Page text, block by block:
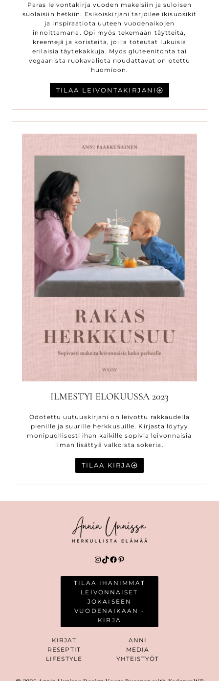
Paras leivontakirja vuoden makeisiin ja suloisen
suolaisiin hetkiin. Esikoiskirjani tarjoilee ikisuosikit
ja inspiraatiota uuteen vuodenaikojen
innoittamana. Opi myös tekemään täytteitä,
kreemejä ja koristeita, joilla toteutat lukuisia
erilaisia täytekakkuja. Myös gluteenitonta tai
vegaanista ruokavaliota noudattavat on otettu
huomioon.
TILAA LEIVONTAKIRJANI
ILMESTYI ELOKUUSSA 2023
Odotettu uutuuskirjani on leivottu rakkaudella
pienille ja suurille herkkusuille. Kirjasta löytyy
monipuollisesti ihan kaikille sopivia leivonnaisia
ilman lisättyä valkoista sokeria.
TILAA KIRJA
Instagram
TikTok
Facebook
Pinterest
TILAA IHANIMMAT
LEIVONNAISET
JOKAISEEN
VUODENAIKAAN -
KIRJA
KIRJAT
RESEPTIT
LIFESTYLE
ANNI
MEDIA
YHTEISTYÖT